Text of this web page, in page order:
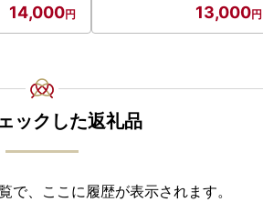
14,000 13,000
ックした返礼品
で、ここに履歴が表示されます。